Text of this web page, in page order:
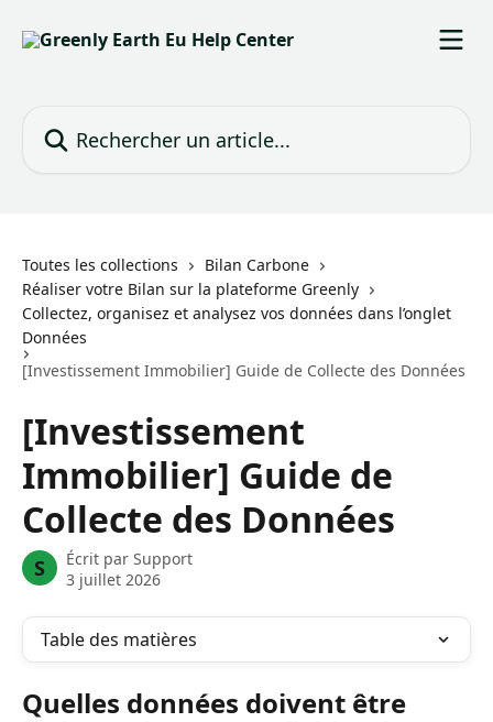
Toutes les collections
Bilan Carbone
Réaliser votre Bilan sur la plateforme Greenly
Collectez, organisez et analysez vos données dans l’onglet
Données
[Investissement Immobilier] Guide de Collecte des Données
[Investissement
Immobilier] Guide de
Collecte des Données
S Écrit par Support
3 juillet 2026
Table des matières
Quelles données doivent être